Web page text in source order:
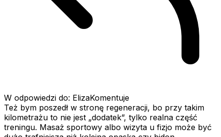
W odpowiedzi do: ElizaKomentuje
Też bym poszedł w stronę regeneracji, bo przy takim
kilometrażu to nie jest „dodatek”, tylko realna część
treningu. Masaż sportowy albo wizyta u fizjo może być